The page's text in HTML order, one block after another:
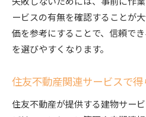
ービスの有無を確認することが
価を参考にすることで、信頼で
を選びやすくなります。
住友不動産関連サービスで
住友不動産が提供する建物サー